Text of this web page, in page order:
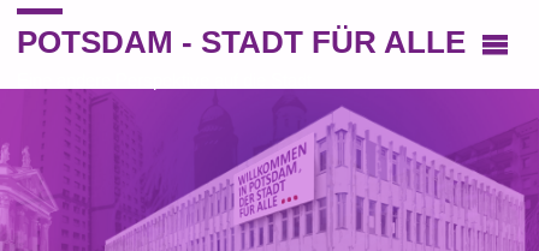
POTSDAM - STADT FÜR ALLE